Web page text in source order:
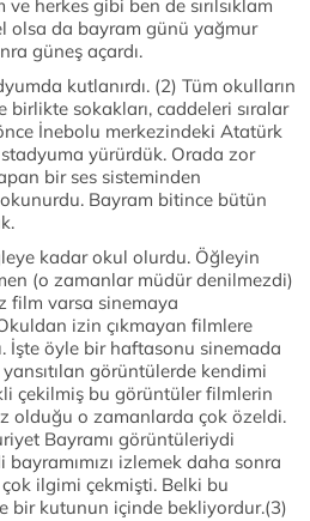
herkes gibi ben de sırılsıklam
olsa da bayram günü yağmur
güneş açardı.
kutlanırdı. (2) Tüm okulların
sokakları, caddeleri sıralar
İnebolu merkezindeki Atatürk
yürürdük. Orada zor
bir ses sisteminden
Bayram bitince bütün
kadar okul olurdu. Öğleyin
(o zamanlar müdür denilmezdi)
film varsa sinemaya
izin çıkmayan filmlere
İşte öyle bir haftasonu sinemada
görüntülerde kendimi
çekilmiş bu görüntüler filmlerin
olduğu o zamanlarda çok özeldi.
Bayramı görüntüleriydi
izlemek daha sonra
ilgimi çekmişti. Belki bu
bir kutunun içinde bekliyordur.(3)